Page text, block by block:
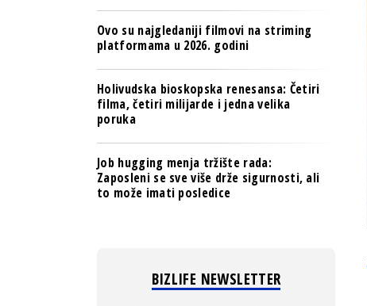
BIZNIS & SPORT
PULS REGIONA
NOVO NA RAFU
Ovo su najgledaniji filmovi na striming
platformama u 2026. godini
Holivudska bioskopska renesansa: Četiri
filma, četiri milijarde i jedna velika
poruka
Job hugging menja tržište rada:
Zaposleni se sve više drže sigurnosti, ali
to može imati posledice
BIZLIFE NEWSLETTER